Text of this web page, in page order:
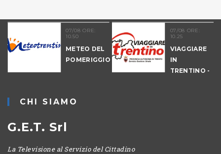
07/08 ORE:
10.50
METEO DEL
POMERIGGIO
07/08 ORE:
10.25
VIAGGIARE
IN
TRENTINO -
CHI SIAMO
G.E.T. Srl
La Televisione al Servizio del Cittadino